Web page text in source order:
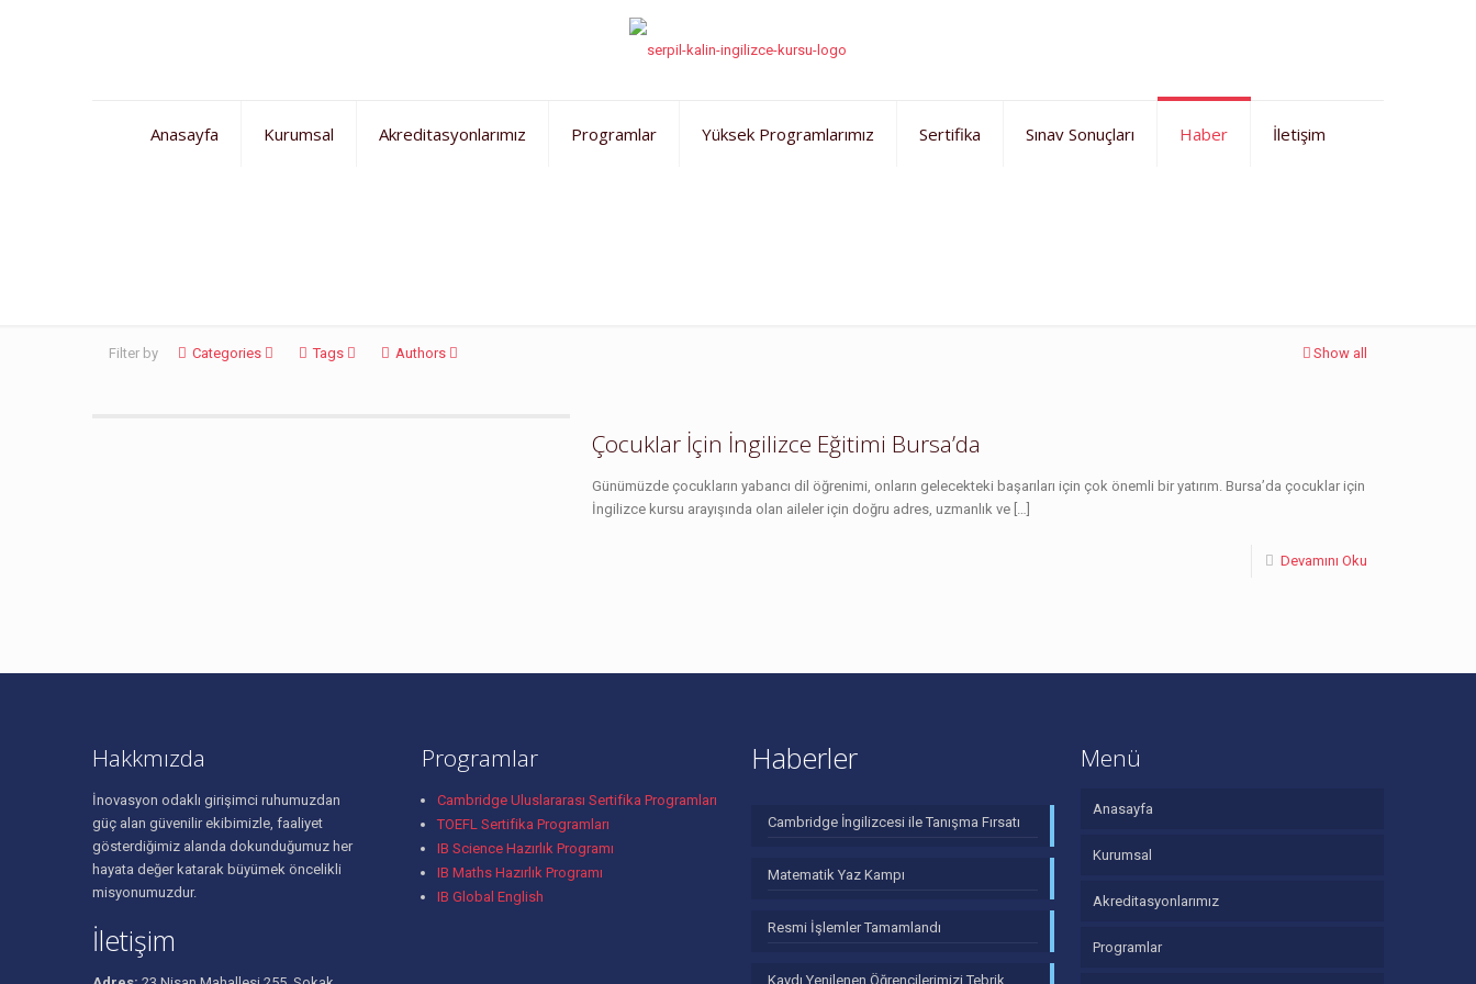
Anasayfa Kurumsal Akreditasyonlarımız Programlar Yüksek Programlarımız Sertifika Sınav Sonuçları Haber İletişim
Filter by Categories Tags Authors Show all
Çocuklar İçin İngilizce Eğitimi Bursa’da
Günümüzde çocukların yabancı dil öğrenimi, onların gelecekteki başarıları için çok önemli bir yatırım. Bursa’da çocuklar için
İngilizce kursu arayışında olan aileler için doğru adres, uzmanlık ve […]
Devamını Oku
Hakkmızda
İnovasyon odaklı girişimci ruhumuzdan
güç alan güvenilir ekibimizle, faaliyet
gösterdiğimiz alanda dokunduğumuz her
hayata değer katarak büyümek öncelikli
misyonumuzdur.
İletişim
Programlar
Cambridge Uluslararası Sertifika Programları
TOEFL Sertifika Programları
IB Science Hazırlık Programı
IB Maths Hazırlık Programı
IB Global English
Haberler
Cambridge İngilizcesi ile Tanışma Fırsatı
Matematik Yaz Kampı
Resmi İşlemler Tamamlandı
Kaydı Yenilenen Öğrencilerimizi Tebrik
Menü
Anasayfa
Kurumsal
Akreditasyonlarımız
Programlar